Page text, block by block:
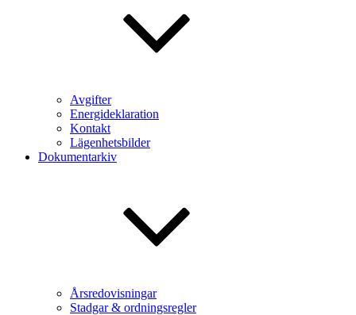
Avgifter
Energideklaration
Kontakt
Lägenhetsbilder
Dokumentarkiv
Årsredovisningar
Stadgar & ordningsregler